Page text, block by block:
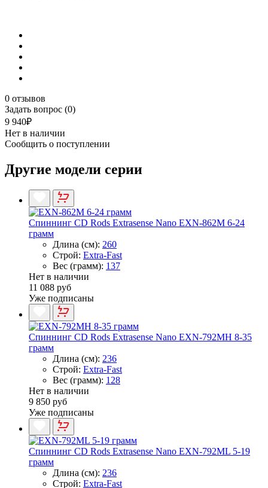
0 отзывов
Задать вопрос (0)
9 940₽
Нет в наличии
Сообщить о поступлении
Другие модели серии
Спиннинг CD Rods Extrasense Nano EXN-862M 6-24
грамм
Длина (см): 260
Строй: Extra-Fast
Вес (грамм): 137
Нет в наличии
11 088 руб
Уже подписаны
Спиннинг CD Rods Extrasense Nano EXN-792MH 8-35
грамм
Длина (см): 236
Строй: Extra-Fast
Вес (грамм): 128
Нет в наличии
9 850 руб
Уже подписаны
Спиннинг CD Rods Extrasense Nano EXN-792ML 5-19
грамм
Длина (см): 236
Строй: Extra-Fast